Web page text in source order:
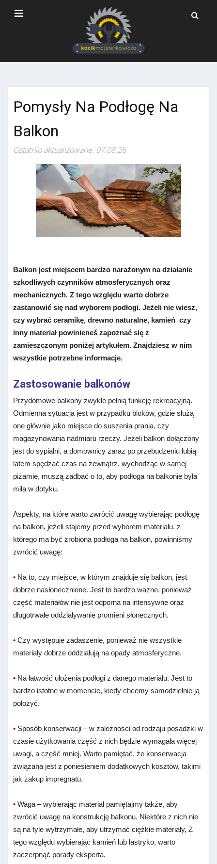
Pomysły Na Podłogę Na
Balkon
Ostatnio aktualizowane: 07.08.26
Balkon jest miejscem bardzo narażonym na działanie
szkodliwych czynników atmosferycznych oraz
mechanicznych. Z tego względu warto dobrze
zastanowić się nad wyborem podłogi. Jeżeli nie wiesz,
czy wybrać ceramikę, drewno naturalne, kamień czy
inny materiał powinieneś zapoznać się z
zamieszczonym poniżej artykułem. Znajdziesz w nim
wszystkie potrzebne informacje.
Zastosowanie balkonów
Przydomowe balkony zwykle pełnią funkcję rekreacyjną.
Odmienna sytuacja jest w przypadku bloków, gdzie służą
one głównie jako miejsce do suszenia prania, czy
magazynowania nadmiaru rzeczy. Jeżeli balkon dołączony
jest do sypialni, a domownicy zaraz po przebudzeniu lubią
latem spędzać czas na zewnątrz, wychodząc w samej
piżamie, muszą zadbać o to, aby podłoga na balkonie była
miła w dotyku.
Aspekty, na które warto zwrócić uwagę wybierając podłogę
na balkon, jeżeli stajemy przed wyborem materiału, z
którego ma być zrobiona podłoga na balkon, powinniśmy
zwrócić uwagę:
• Na to, czy miejsce, w którym znajduje się balkon, jest
dobrze nasłonecznione. Jest to bardzo ważne, ponieważ
część materiałów nie jest odporna na intensywne oraz
długotrwałe oddziaływanie promieni słonecznych.
• Czy występuje zadaszenie, ponieważ nie wszystkie
materiały dobrze oddziałują na opady atmosferyczne.
• Na łatwość ułożenia podłogi z danego materiału. Jest to
bardzo istotne w momencie, kiedy chcemy samodzielnie ją
położyć.
• Sposób konserwacji – w zależności od rodzaju posadzki w
czasie użytkowania część z nich będzie wymagała więcej
uwagi, a część mniej. Warto pamiętać, że konserwacja
związana jest z poniesieniem dodatkowych kosztów, takimi
jak zakup impregnatu.
• Waga – wybierając materiał pamiętajmy także, aby
zwrócić uwagę na konstrukcję balkonu. Niektóre z nich nie
są na tyle wytrzymałe, aby utrzymać ciężkie materiały, Z
tego względu wybierając kamień lub lastryko, warto
zaczerpnąć porady eksperta.